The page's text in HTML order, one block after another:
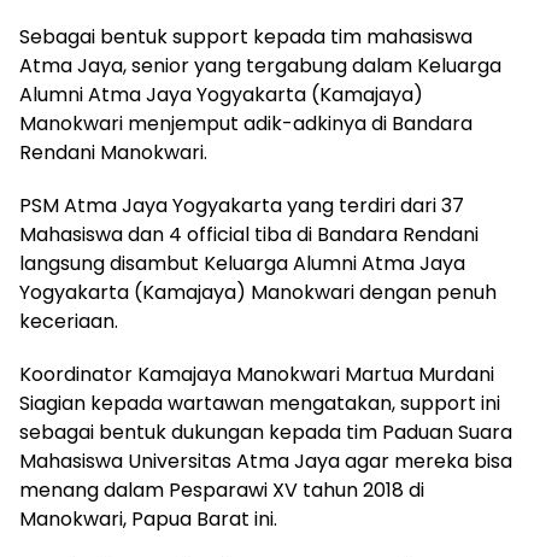
Sebagai bentuk support kepada tim mahasiswa
Atma Jaya, senior yang tergabung dalam Keluarga
Alumni Atma Jaya Yogyakarta (Kamajaya)
Manokwari menjemput adik-adkinya di Bandara
Rendani Manokwari.
PSM Atma Jaya Yogyakarta yang terdiri dari 37
Mahasiswa dan 4 official tiba di Bandara Rendani
langsung disambut Keluarga Alumni Atma Jaya
Yogyakarta (Kamajaya) Manokwari dengan penuh
keceriaan.
Koordinator Kamajaya Manokwari Martua Murdani
Siagian kepada wartawan mengatakan, support ini
sebagai bentuk dukungan kepada tim Paduan Suara
Mahasiswa Universitas Atma Jaya agar mereka bisa
menang dalam Pesparawi XV tahun 2018 di
Manokwari, Papua Barat ini.